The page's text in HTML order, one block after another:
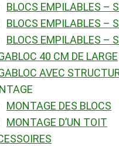
BLOCS EMPILABLES –
BLOCS EMPILABLES –
BLOCS EMPILABLES –
40 CM DE LARGE
AVEC
MONTAGE DES BLOCS
MONTAGE D’UN TOIT